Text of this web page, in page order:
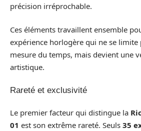
précision irréprochable.
Ces éléments travaillent ensemble
expérience horlogère qui ne se limite
mesure du temps, mais devient une
artistique.
Rareté et exclusivité
Le premier facteur qui distingue la
01 est son extrême rareté. Seuls 35